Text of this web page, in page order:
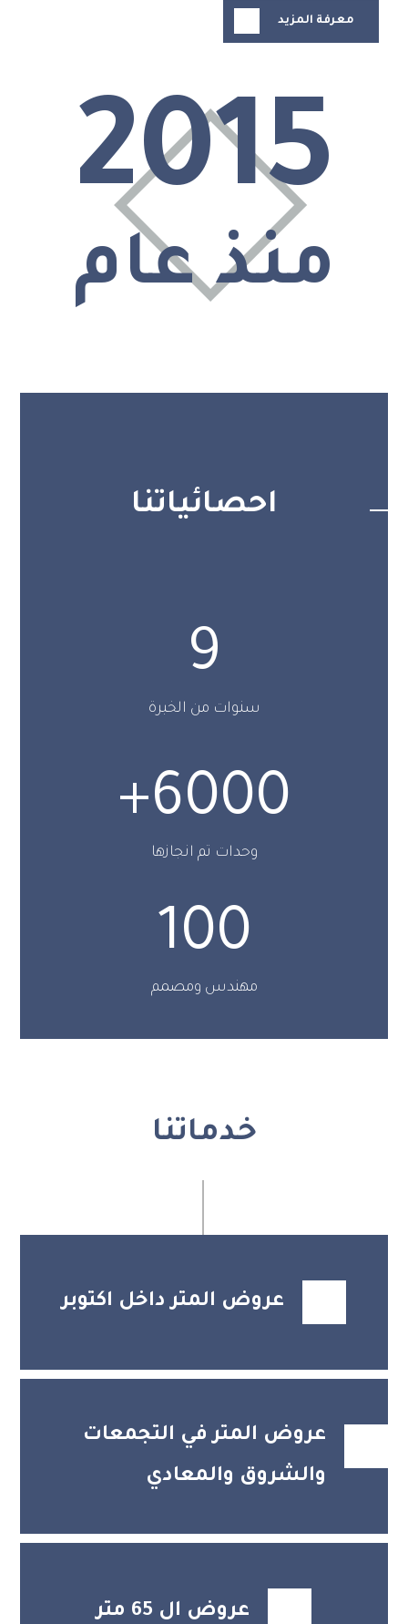
معرفة المزيد
2015
منذ عام
احصائياتنا
9
سنوات من الخبرة
6000
+
وحدات تم انجازها
100
مهندس ومصمم
خدماتنا
عروض المتر داخل اكتوبر
عروض المتر في التجمعات
والشروق والمعادي
عروض ال 65 متر